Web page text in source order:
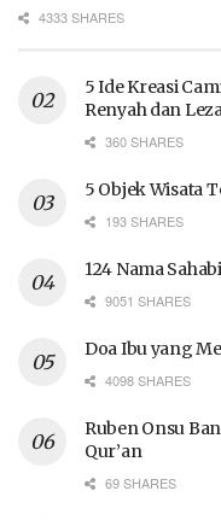
4333 SHARES
5 Ide Kreasi
Renyah dan
360 SHARES
5 Objek Wisata
193 SHARES
124 Nama
9051 SHARES
Doa Ibu yang
4098 SHARES
Ruben Onsu
Qur’an
69 SHARES